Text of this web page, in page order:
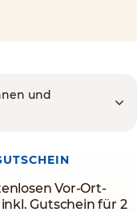
und
Vor-Ort-
Gutschein für 2